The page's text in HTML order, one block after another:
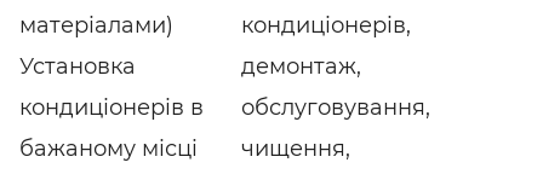
матеріалами)
Установка
кондиціонерів в
бажаному місці
кондиціонерів,
демонтаж,
обслуговування,
чищення,